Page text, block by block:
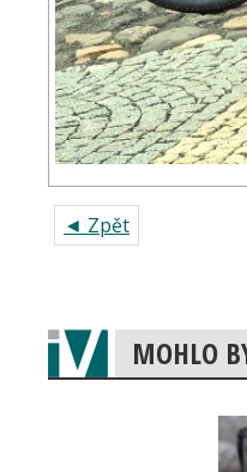
◄ Zpět
MOHLO